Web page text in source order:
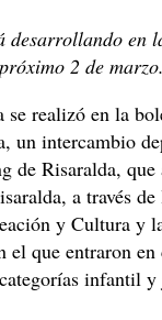
desarrollando en
2 de marzo.
se realizó en la
un intercambio
de Risaralda, que
a través
y Cultura y
el que entraron en
infantil